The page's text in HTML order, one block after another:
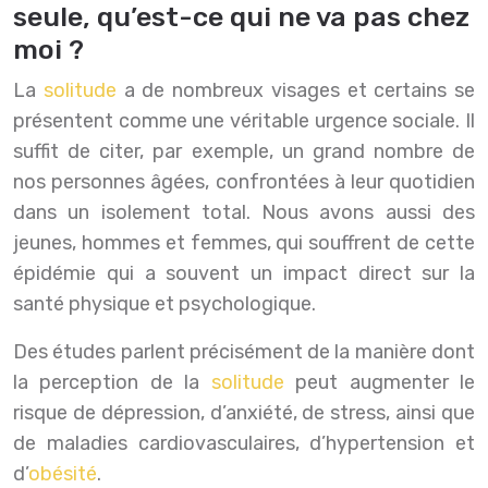
seule, qu’est-ce qui ne va pas chez
moi ?
La solitude a de nombreux visages et certains se
présentent comme une véritable urgence sociale. Il
suffit de citer, par exemple, un grand nombre de
nos personnes âgées, confrontées à leur quotidien
dans un isolement total. Nous avons aussi des
jeunes, hommes et femmes, qui souffrent de cette
épidémie qui a souvent un impact direct sur la
santé physique et psychologique.
Des études parlent précisément de la manière dont
la perception de la solitude peut augmenter le
risque de dépression, d’anxiété, de stress, ainsi que
de maladies cardiovasculaires, d’hypertension et
d’obésité.